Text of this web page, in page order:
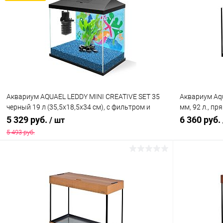
Купить в 1 клик Сравнение
В наличии
Купить в
В
Аквариум AQUAEL LEDDY MINI CREATIVE SET 35
черный 19 л (35,5х18,5х34 см), с фильтром и
фоном
5 329 руб. / шт
5 493 руб.
Купить в 1 клик Сравнение
В наличии
Аквариум
мм, 92 л.,
ковриком
6 360 руб.
Купить в
В